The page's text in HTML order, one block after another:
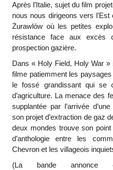
Après l’Italie, sujet du film
nous nous dirigeons vers
Żurawlów où les petites
résistance face aux excès
prospection gazière.
Dans « Holy Field, Holy War
filme patiemment les
le fossé grandissant qui se
d’agriculture. La menace des
supplantée par l’arrivée
son projet d’extraction de gaz
deux mondes trouve son point
d’anthologie entre les
Chevron et les villageois
(La bande